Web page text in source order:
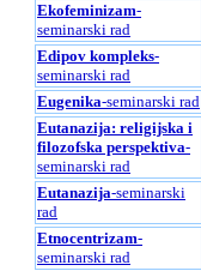
Ekofeminizam-
seminarski rad
Edipov kompleks-
seminarski rad
Eugenika-seminarski rad
Eutanazija: religijska i
filozofska perspektiva-
seminarski rad
Eutanazija-seminarski
rad
Etnocentrizam-
seminarski rad